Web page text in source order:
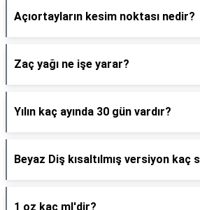
Açıortayların kesim noktası nedir?
Zaç yağı ne işe yarar?
Yılın kaç ayında 30 gün vardır?
Beyaz Diş kısaltılmış versiyon kaç
1 oz kaç ml'dir?